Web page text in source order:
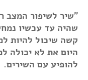
"שיר לשיפור המצב
שהיה עד עכשיו
קשה שיכול להיות
היום את לא יכולה
להופיע עם השירים.